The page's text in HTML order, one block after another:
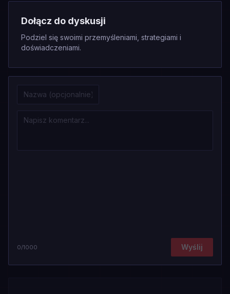
Dołącz do dyskusji
Podziel się swoimi przemyśleniami, strategiami i
doświadczeniami.
0/1000 Wyślij